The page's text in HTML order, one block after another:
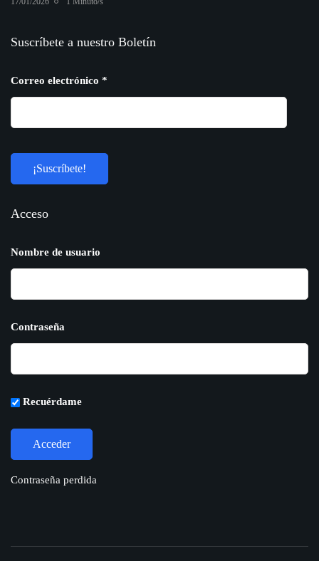
Suscríbete a nuestro Boletín
Correo electrónico *
Acceso
Nombre de usuario
Contraseña
Recuérdame
Contraseña perdida